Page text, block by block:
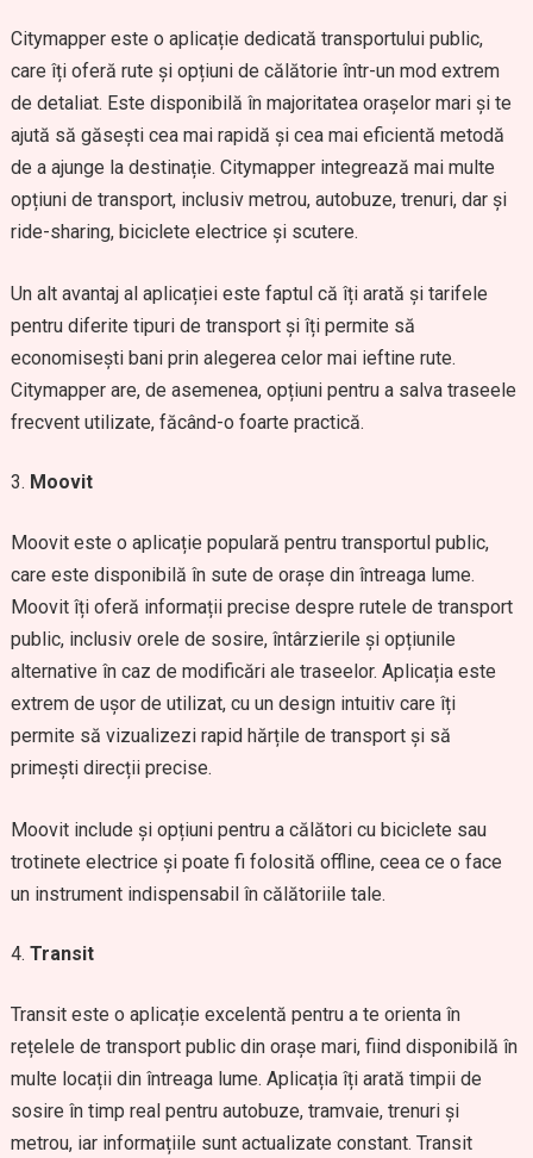
Citymapper este o aplicație dedicată transportului public,
care îți oferă rute și opțiuni de călătorie într-un mod extrem
de detaliat. Este disponibilă în majoritatea orașelor mari și te
ajută să găsești cea mai rapidă și cea mai eficientă metodă
de a ajunge la destinație. Citymapper integrează mai multe
opțiuni de transport, inclusiv metrou, autobuze, trenuri, dar și
ride-sharing, biciclete electrice și scutere.
Un alt avantaj al aplicației este faptul că îți arată și tarifele
pentru diferite tipuri de transport și îți permite să
economisești bani prin alegerea celor mai ieftine rute.
Citymapper are, de asemenea, opțiuni pentru a salva traseele
frecvent utilizate, făcând-o foarte practică.
Moovit
Moovit este o aplicație populară pentru transportul public,
care este disponibilă în sute de orașe din întreaga lume.
Moovit îți oferă informații precise despre rutele de transport
public, inclusiv orele de sosire, întârzierile și opțiunile
alternative în caz de modificări ale traseelor. Aplicația este
extrem de ușor de utilizat, cu un design intuitiv care îți
permite să vizualizezi rapid hărțile de transport și să
primești direcții precise.
Moovit include și opțiuni pentru a călători cu biciclete sau
trotinete electrice și poate fi folosită offline, ceea ce o face
un instrument indispensabil în călătoriile tale.
Transit
Transit este o aplicație excelentă pentru a te orienta în
rețelele de transport public din orașe mari, fiind disponibilă în
multe locații din întreaga lume. Aplicația îți arată timpii de
sosire în timp real pentru autobuze, tramvaie, trenuri și
metrou, iar informațiile sunt actualizate constant. Transit